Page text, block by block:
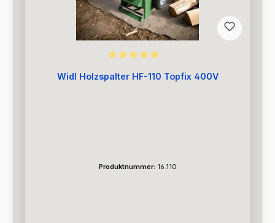
Widl Holzspalter HF-110 Topfix 400V
Produktnummer: 16.110